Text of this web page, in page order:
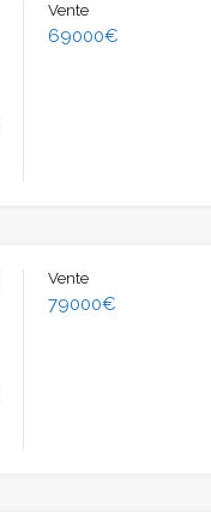
Vente
69000€
Vente
79000€